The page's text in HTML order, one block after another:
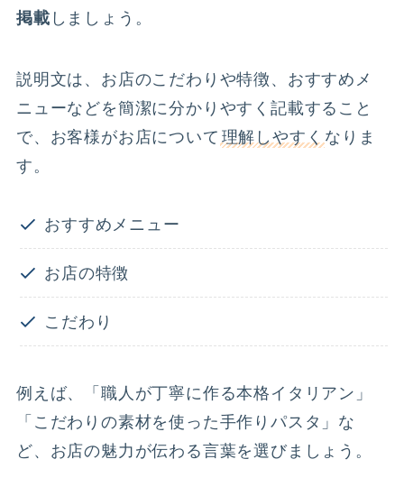
掲載 しましょう。
説明文は、お店のこだわりや特徴、おすすめメ
ニューなどを簡潔に分かりやすく記載すること
で、お客様がお店について 理解しやすく なりま
す。
おすすめメニュー
お店の特徴
こだわり
例えば、「職人が丁寧に作る本格イタリアン」
「こだわりの素材を使った手作りパスタ」な
ど、お店の魅力が伝わる言葉を選びましょう。